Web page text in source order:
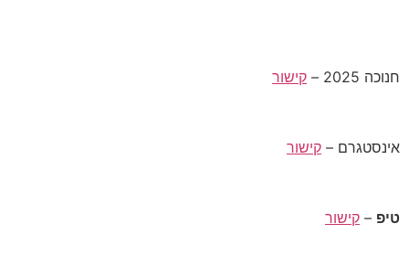
חנוכה 2025 – קישור
אינסטגרם – קישור
טיפ – קישור